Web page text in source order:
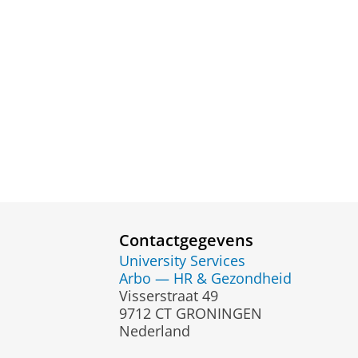
Contactgegevens
University Services
Arbo — HR & Gezondheid
Visserstraat 49
9712 CT GRONINGEN
Nederland